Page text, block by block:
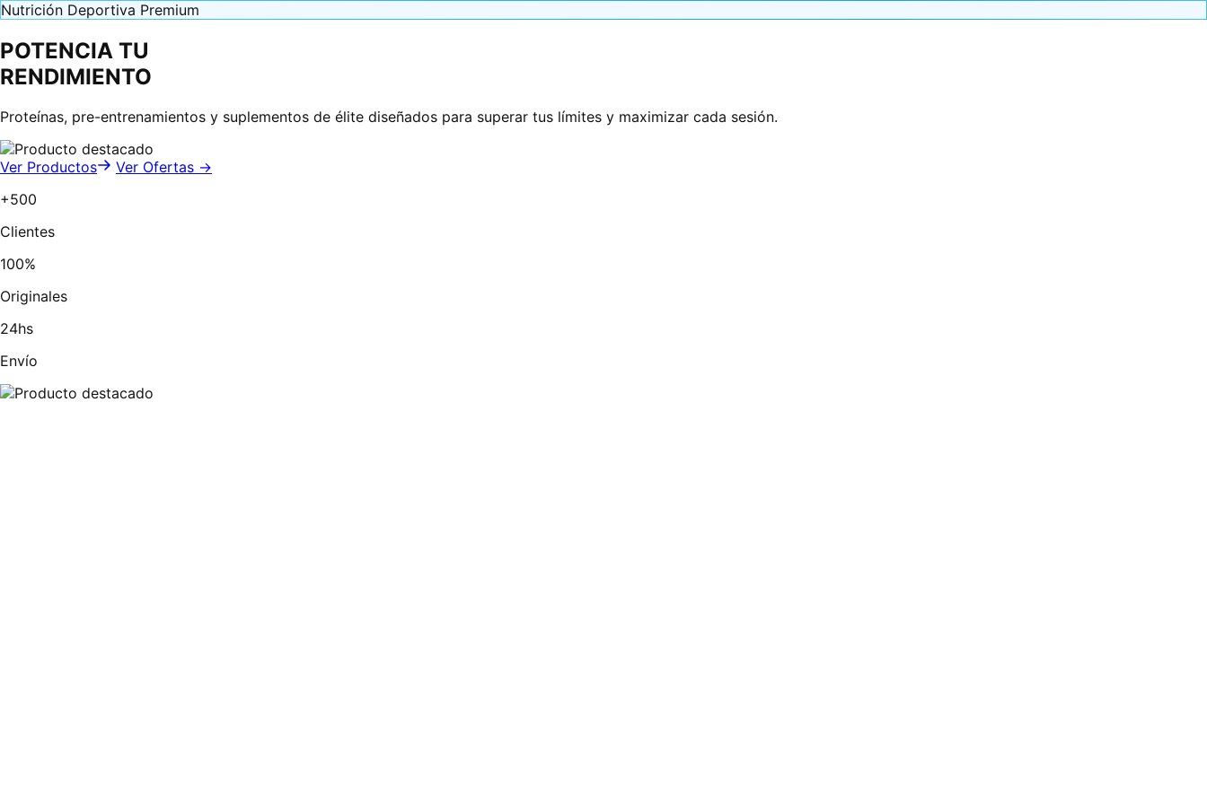
Nutrición Deportiva Premium
POTENCIA TU
RENDIMIENTO
Proteínas, pre-entrenamientos y suplementos de élite diseñados para superar tus límites y maximizar cada sesión.
Ver Productos
Ver Ofertas →
+500
Clientes
100%
Originales
24hs
Envío